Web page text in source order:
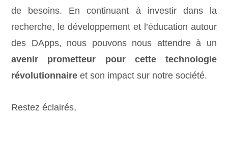
de besoins. En continuant à investir dans la
recherche, le développement et l’éducation autour
des DApps, nous pouvons nous attendre à un
avenir prometteur pour cette technologie
révolutionnaire et son impact sur notre société.
Restez éclairés,